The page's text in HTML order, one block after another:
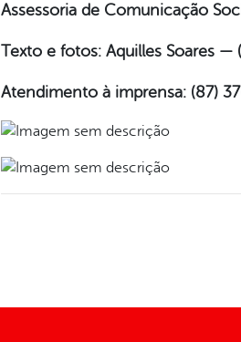
Assessoria de Comunicação
Texto e fotos: Aquilles Soares —
Atendimento à imprensa: (87)